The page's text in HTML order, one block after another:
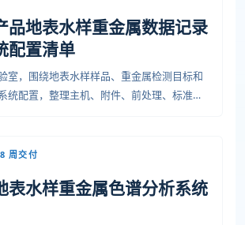
品地表水样重金属数据记录
配置清单
室，围绕地表水样样品、重金属检测目标和
统配置，整理主机、附件、前处理、标准品
周交付
表水样重金属色谱分析系统